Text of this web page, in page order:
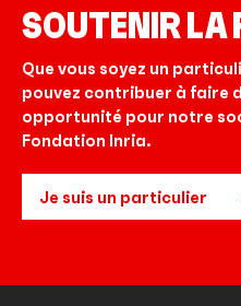
SOUTENIR LA
Que vous soyez un
pouvez contribuer à faire
opportunité pour notre
Fondation Inria.
Je suis un particulier